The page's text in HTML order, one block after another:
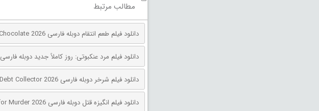
مطالب مرتبط
دانلود فیلم طعم انتقام دوبله فارسی One Spoon of Chocolate 2026
دانلود فیلم مرد عنکبوتی: روز کاملاً جدید دوبله فارسی Spider-Man: Brand New Day 2026
دانلود فیلم شرخر دوبله فارسی The Debt Collector 2026
دانلود فیلم انگیزه قتل دوبله فارسی M4M: Motive for Murder 2026